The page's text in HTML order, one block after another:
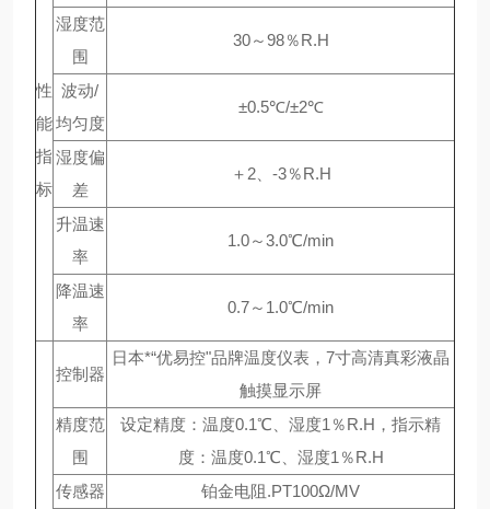
性
能
指
标
湿度范
围
30～98％R.H
波动/
均匀度
±0.5℃/±2℃
湿度偏
差
＋2、-3％R.H
升温速
率
1.0～3.0℃/min
降温速
率
0.7～1.0℃/min
控制器
日本*“优易控"品牌温度仪表，7寸高清真彩液晶
触摸显示屏
精度范
围
设定精度：温度0.1℃、湿度1％R.H，指示精
度：温度0.1℃、湿度1％R.H
传感器
铂金电阻.PT100Ω/MV